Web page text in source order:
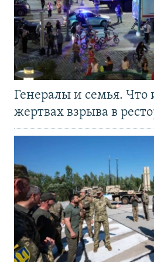
Генералы и семья. Что
жертвах взрыва в